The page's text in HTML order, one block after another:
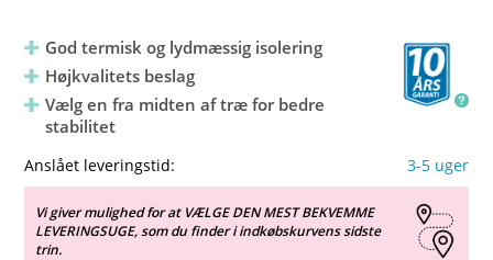
God termisk og lydmæssig isolering
Højkvalitets beslag
Vælg en fra midten af træ for bedre
stabilitet
Anslået leveringstid: 3-5 uger
Vi giver mulighed for at VÆLGE DEN MEST BEKVEMME
LEVERINGSUGE, som du finder i indkøbskurvens sidste
trin.